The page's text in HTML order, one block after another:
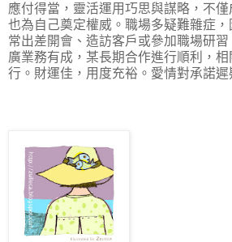
應付得當，靈活運用巧思與謀略，不僅
也為自己奠定權威。職場多疑難雜症
常出差開會、造訪客戶或參加職場研
廣業務有成，某長期合作進行順利，
行。財運佳，用度充裕。愛情對承諾遲